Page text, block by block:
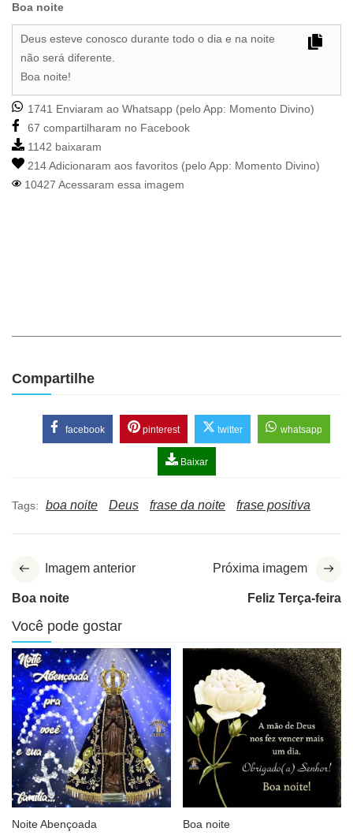
Boa noite
Deus esteve conosco durante todo o dia e na noite
não será diferente.
Boa noite!
1741 Enviaram ao Whatsapp (pelo App: Momento Divino)
67 compartilharam no Facebook
1142 baixaram
214 Adicionaram aos favoritos (pelo App: Momento Divino)
10427 Acessaram essa imagem
Compartilhe
facebook pinterest twitter whatsapp
Baixar
Tags: boa noite Deus frase da noite frase positiva
Imagem anterior
Boa noite
Próxima imagem
Feliz Terça-feira
Você pode gostar
Noite Abençoada Boa noite